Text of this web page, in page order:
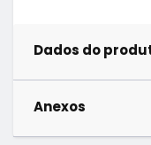
Dados do
Anexos